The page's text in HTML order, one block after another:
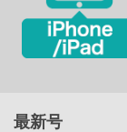
最新号